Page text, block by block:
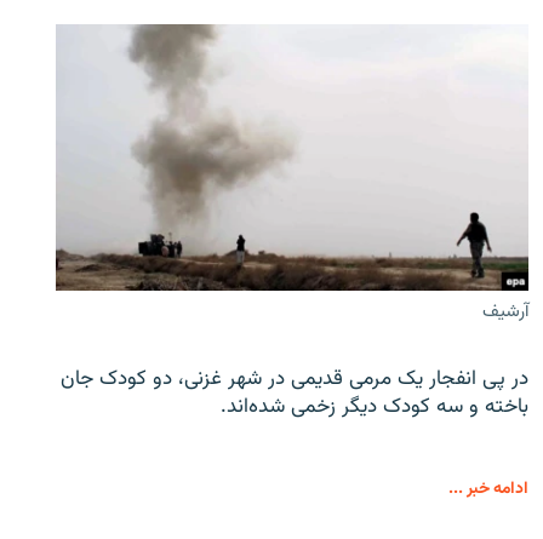
آرشیف
در پی انفجار یک مرمی قدیمی در شهر غزنی، دو کودک جان
باخته و سه کودک دیگر زخمی شده‌اند.
ادامه خبر ...